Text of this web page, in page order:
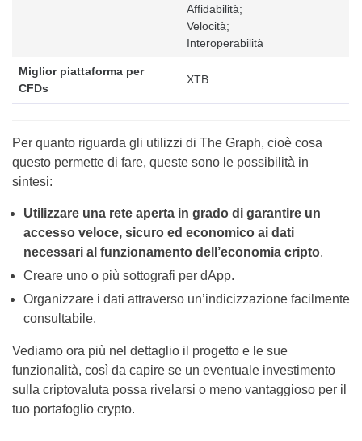
Affidabilità;
Velocità;
Interoperabilità
Miglior piattaforma per
CFDs
XTB
Per quanto riguarda gli utilizzi di The Graph, cioè cosa
questo permette di fare, queste sono le possibilità in
sintesi:
Utilizzare una rete aperta in grado di garantire un
accesso veloce, sicuro ed economico ai dati
necessari al funzionamento dell’economia cripto.
Creare uno o più sottografi per dApp.
Organizzare i dati attraverso un’indicizzazione facilmente
consultabile.
Vediamo ora più nel dettaglio il progetto e le sue
funzionalità, così da capire se un eventuale investimento
sulla criptovaluta possa rivelarsi o meno vantaggioso per il
tuo portafoglio crypto.